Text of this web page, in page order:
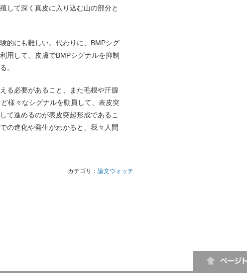
して深く真皮に入り込む山の部分と
的にも難しい。代わりに、BMPシグ
用して、皮膚でBMPシグナルを抑制
。
る必要があること、また毛根や汗腺
様々なシグナルを動員して、表皮突
て進めるのが表皮突起形成であるこ
の進化や発生がわかると、我々人間
カテゴリ： 論文ウォッチ